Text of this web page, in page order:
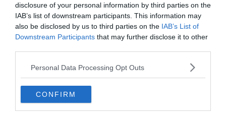
disclosure of your personal information by third parties on the
IAB’s list of downstream participants. This information may
also be disclosed by us to third parties on the IAB’s List of
Downstream Participants that may further disclose it to other
Personal Data Processing Opt Outs
CONFIRM
comme poste d’observation. Aujourd’hui, l’endroit revit
grâce à des festivals et à des évènements spéciaux.
Surtout pendant Noël et Pâques. Pour vous rendre à
l’église Saint-Nicolas, marchez depuis le centre-ville de
Prague ou prenez letramjusqu’aux stations
Malostranské náměstíouMalostranská